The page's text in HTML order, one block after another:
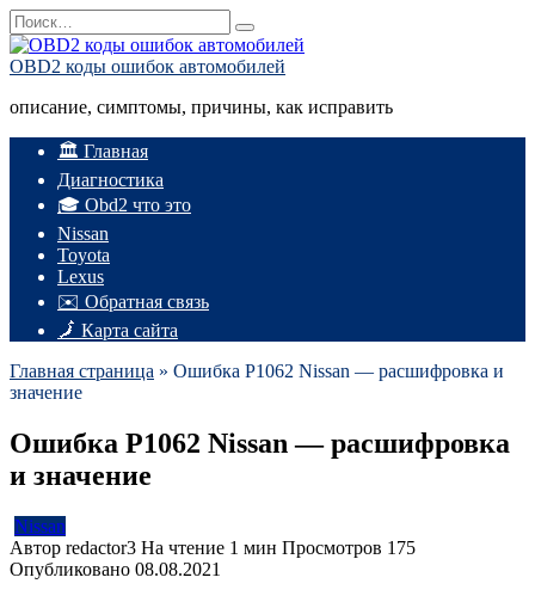
Перейти
к
содержанию
Search
for:
OBD2 коды ошибок автомобилей
описание, симптомы, причины, как исправить
🏛️ Главная
Диагностика
🎓 Obd2 что это
Nissan
Toyota
Lexus
✉️ Обратная связь
🗾 Карта сайта
Главная страница » Ошибка P1062 Nissan — расшифровка и
значение
Ошибка P1062 Nissan — расшифровка
и значение
Nissan
Автор redactor3 На чтение 1 мин Просмотров 175
Опубликовано 08.08.2021